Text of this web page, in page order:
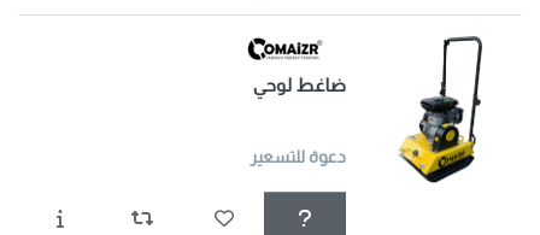
ضاغط لوحي
دعوة للتسعير